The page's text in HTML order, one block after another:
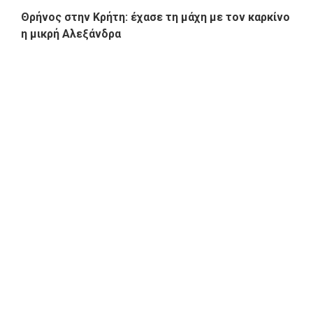
Θρήνος στην Κρήτη: έχασε τη μάχη με τον καρκίνο
η μικρή Αλεξάνδρα